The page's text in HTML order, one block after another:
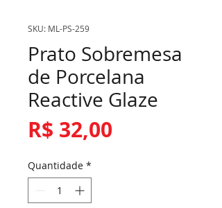
SKU: ML-PS-259
Prato Sobremesa
de Porcelana
Reactive Glaze
R$ 32,00
Quantidade *